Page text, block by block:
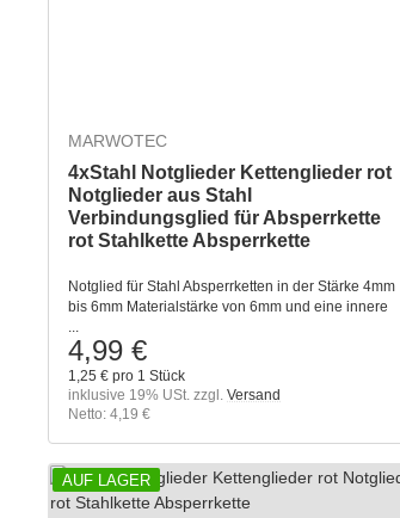
MARWOTEC
4xStahl Notglieder Kettenglieder rot
Notglieder aus Stahl
Verbindungsglied für Absperrkette
rot Stahlkette Absperrkette
Notglied für Stahl Absperrketten in der Stärke 4mm
bis 6mm Materialstärke von 6mm und eine innere
...
4,99 €
1,25 € pro 1 Stück
inklusive 19% USt. zzgl. Versand
Netto: 4,19 €
AUF LAGER